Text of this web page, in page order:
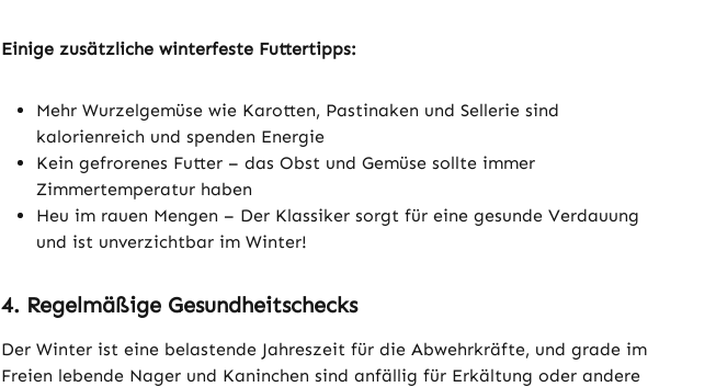
Einige zusätzliche winterfeste Futtertipps:
Mehr Wurzelgemüse wie Karotten, Pastinaken und Sellerie sind
kalorienreich und spenden Energie
Kein gefrorenes Futter – das Obst und Gemüse sollte immer
Zimmertemperatur haben
Heu im rauen Mengen – Der Klassiker sorgt für eine gesunde Verdauung
und ist unverzichtbar im Winter!
4. Regelmäßige Gesundheitschecks
Der Winter ist eine belastende Jahreszeit für die Abwehrkräfte, und grade im
Freien lebende Nager und Kaninchen sind anfällig für Erkältung oder andere